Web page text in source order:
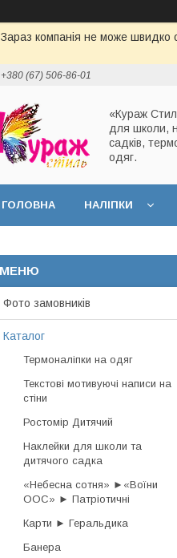
Зараз компанія не може швидко
+380 (67) 506-86-01
«Кураж
для школи,
садків,
одяг.
ГОЛОВНА НАЛІПКИ
Фото замовників
Каталог
Термоналіпки на одяг
Текстові мотивуючі написи на
стіни
Ростомір Дитячий
Наклейки для школи та
дитячого садка
«Небесна сотня» ►«Воїни
ООС» ► Патріотичні
Карти ► Геральдика
Банера